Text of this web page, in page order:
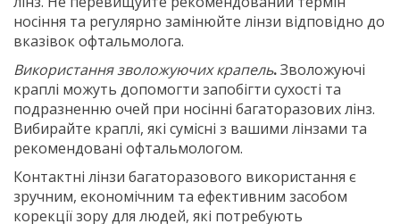
носіння та регулярно замінюйте лінзи відповідно до
вказівок офтальмолога.
Використання зволожуючих крапель.Зволожуючі
краплі можуть допомогти запобігти сухості та
подразненню очей при носінні багаторазових лінз.
Вибирайте краплі, які сумісні з вашими лінзами та
рекомендовані офтальмологом.
Контактні лінзи багаторазового використання є
зручним, економічним та ефективним засобом
корекції зору для людей, які потребують